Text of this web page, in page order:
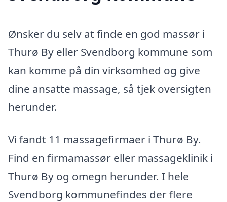
Ønsker du selv at finde en god massør i
Thurø By eller Svendborg kommune som
kan komme på din virksomhed og give
dine ansatte massage, så tjek oversigten
herunder.
Vi fandt 11 massagefirmaer i Thurø By.
Find en firmamassør eller massageklinik i
Thurø By og omegn herunder. I hele
Svendborg kommunefindes der flere